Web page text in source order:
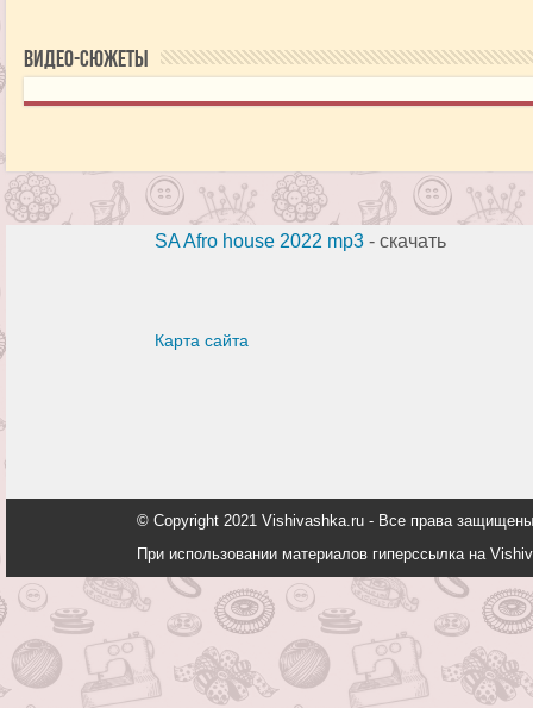
Видео-сюжеты
SA Afro house 2022 mp3 - скачать
Карта сайта
© Copyright 2021 Vishivashka.ru - Все права
При использовании материалов гиперссылка на